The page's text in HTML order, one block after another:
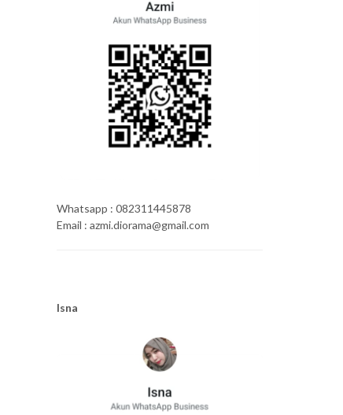
Whatsapp : 082311445878
Email : azmi.diorama@gmail.com
Isna